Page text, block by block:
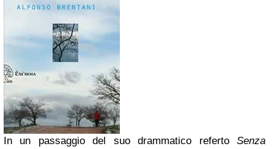
In un passaggio del suo drammatico referto Senza